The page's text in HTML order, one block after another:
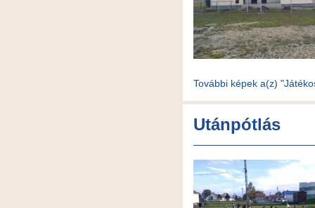
További képek a(z)
Utánpótlás